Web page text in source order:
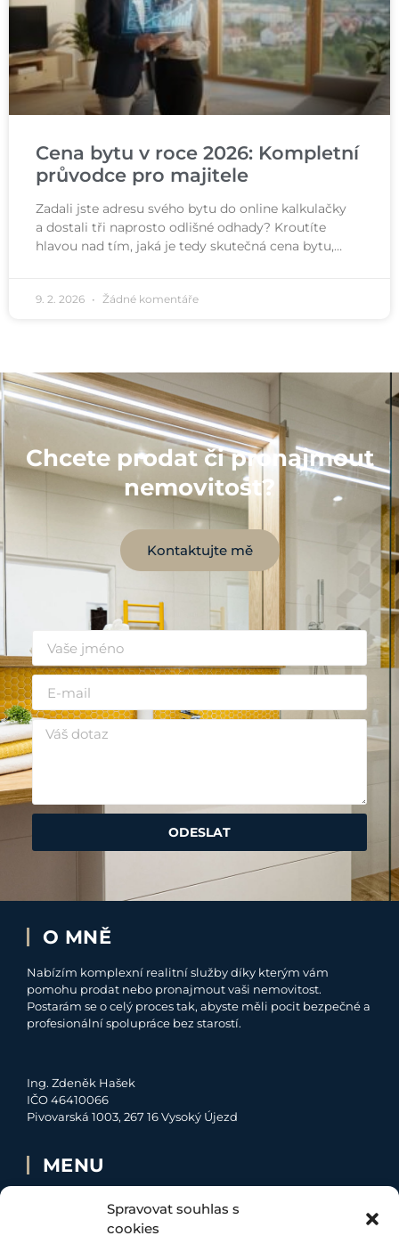
Spravovat souhlas s
cookies
Cena bytu v roce 2026: Kompletní
průvodce pro majitele
Zadali jste adresu svého bytu do online kalkulačky
a dostali tři naprosto odlišné odhady? Kroutíte
hlavou nad tím, jaká je tedy skutečná cena bytu,…
9. 2. 2026 Žádné komentáře
Chcete prodat či pronajmout
nemovitost?
Kontaktujte mě
ODESLAT
O MNĚ
Nabízím komplexní realitní služby díky kterým vám
pomohu prodat nebo pronajmout vaši nemovitost.
Postarám se o celý proces tak, abyste měli pocit bezpečné a
profesionální spolupráce bez starostí.
Ing. Zdeněk Hašek
IČO 46410066
Pivovarská 1003, 267 16 Vysoký Újezd
MENU